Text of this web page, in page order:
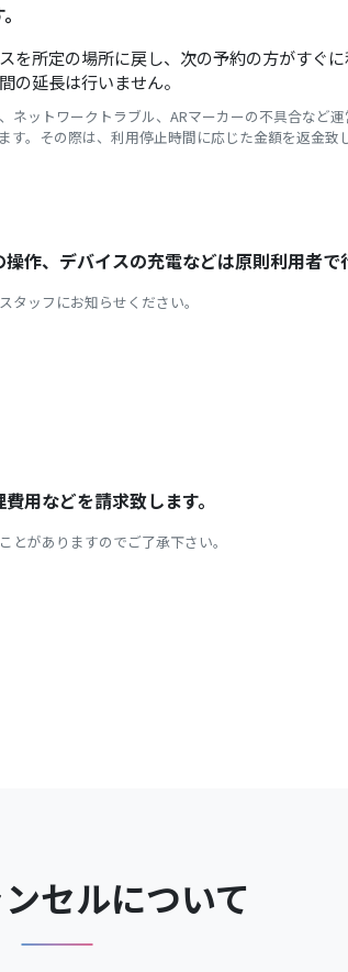
所定の場所に戻し、次の予約の方がすぐに
の延長は行いません。
ットワークトラブル、ARマーカーの不具合など運
。その際は、利用停止時間に応じた金額を返金
作、デバイスの充電などは原則利用者で
ッフにお知らせください。
用などを請求致します。
がありますのでご了承下さい。
セルについて